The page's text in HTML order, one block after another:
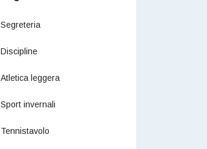
Segreteria
Discipline
Atletica leggera
Sport invernali
Tennistavolo